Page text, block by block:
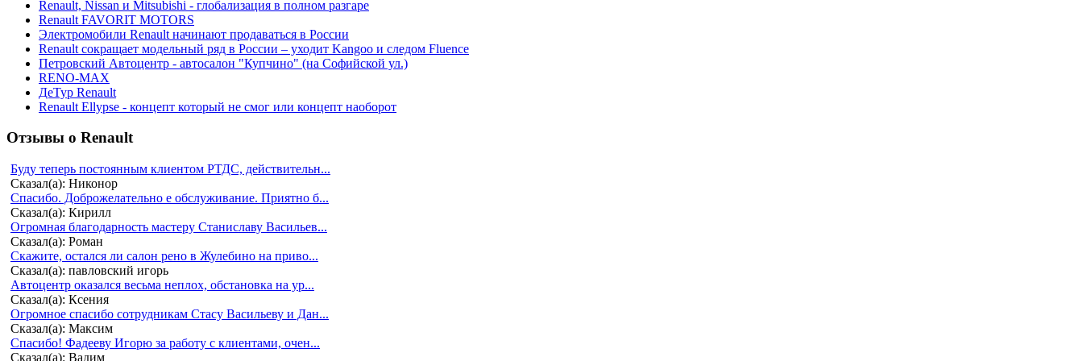
Renault, Nissan и Mitsubishi - глобализация в полном разгаре
Renault FAVORIT MOTORS
Электромобили Renault начинают продаваться в России
Renault сокращает модельный ряд в России – уходит Kangoo и следом Fluence
Петровский Автоцентр - автосалон "Купчино" (на Софийской ул.)
RENO-MAX
ДеТур Renault
Renault Ellypse - концепт который не смог или концепт наоборот
Отзывы о Renault
Буду теперь постоянным клиентом РТДС, действительн...
Сказал(а): Никонор
Спасибо. Доброжелательно е обслуживание. Приятно б...
Сказал(а): Кирилл
Огромная благодарность мастеру Станиславу Васильев...
Сказал(а): Роман
Скажите, остался ли салон рено в Жулебино на приво...
Сказал(а): павловский игорь
Автоцентр оказался весьма неплох, обстановка на ур...
Сказал(а): Ксения
Огромное спасибо сотрудникам Стасу Васильеву и Дан...
Сказал(а): Максим
Спасибо! Фадееву Игорю за работу с клиентами, очен...
Сказал(а): Вадим